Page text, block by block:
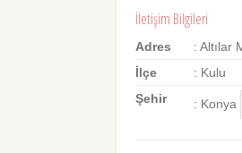
İletişim Bilgileri
Adres
: Altılar
İlçe
: Kulu
Şehir
: Konya